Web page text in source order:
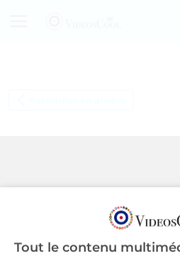
Tout le contenu